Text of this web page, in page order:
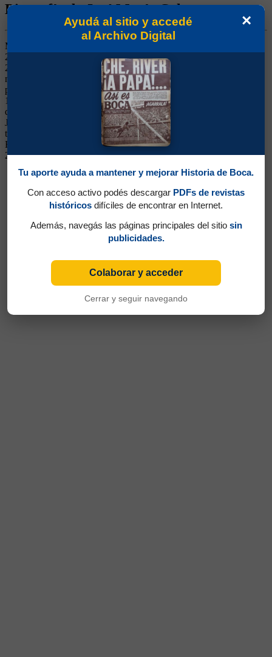
Biografía de José María Calvo
Marcador de Punta. Ganó 12 títulos (Aperturas 2000, 2003, 2005 y
2008, Clausura 2006, Libertadores 2001 y 2003, Intercontinental
2003, Sudamericanas 2004 y 2005, Recopas 2005 y 2006), en la
mayoría como integrante del plantel, pero siempre siendo alternativa
para jugar. Surgido de las Inferiores, llegó al club en infantiles en
1992, fue volante por izquierda y luego lateral por ese sector, hasta
que Bianchi lo empezó a utilizar como lateral derecho en Primera.
Jugador ordenado, con buena proyección, se vio opacado por la
titularidad de Ibarra. A comienzos de 2007 se fue al Gimnastic de
España y luego al Recreativo de Huelva. Regresó a mediados del
2008.
×
Ayudá al sitio y accedé
al Archivo Digital
Tu aporte ayuda a mantener y mejorar Historia de Boca.
Con acceso activo podés descargar PDFs de revistas
históricos difíciles de encontrar en Internet.
Además, navegás las páginas principales del sitio sin
publicidades.
Colaborar y acceder
Cerrar y seguir navegando